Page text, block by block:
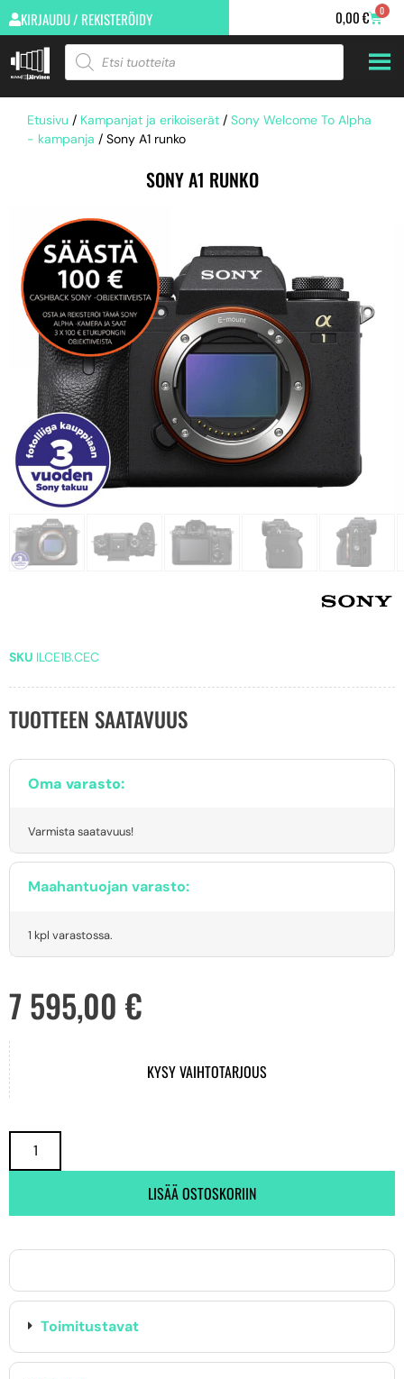
KIRJAUDU / REKISTERÖIDY 0,00€ 0
Etusivu / Kampanjat ja erikoiserät / Sony Welcome To Alpha
- kampanja / Sony A1 runko
SONY A1 RUNKO
SKU ILCE1B.CEC
TUOTTEEN SAATAVUUS
Oma varasto:
Varmista saatavuus!
Maahantuojan varasto:
1 kpl varastossa.
7 595,00 €
KYSY VAIHTOTARJOUS
LISÄÄ OSTOSKORIIN
Toimitustavat